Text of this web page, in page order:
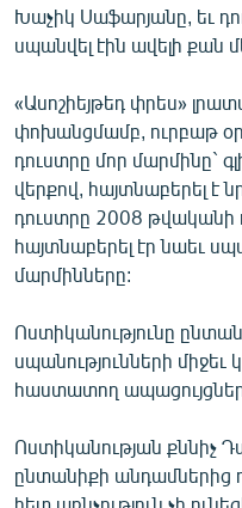
ՊԱՏԵՐԱԶՄԻ 6
ՏԱՐԱԾԱՇՐՋԱՆ
ՄԻՋԱԶԳԱՅԻՆ
ՄՇԱԿՈՒՅԹ
ՍՊՈՐՏ
ՄԵԿՆԱԲԱՆՈՒԹՅՈՒՆ
ՏՏ ԵՒ ԻՆՏԵՐՆԵՏ
ԿՈՐՈՆԱՎԻՐՈՒՍ
ԱՐԽԻՎ
ՏԵՍԱՆՅՈՒԹԵՐ
ԲԱՆԱՎԵՃ
ՁԳՏԵԼՈՎ
Խաչիկ Սաֆարյանը, եւ
սպանվել էին ավելի քան
«Ասոշիեյթեդ փրես»
փոխանցմամբ, ուրբաթ
դուստրը մոր մարմինը`
վերքով, հայտնաբերել է
դուստրը 2008 թվականի
հայտնաբերել էր նաեւ
մարմինները:
Ոստիկանությունը
սպանությունների
հաստատող
Ոստիկանության քննիչ
ընտանիքի անդամներից